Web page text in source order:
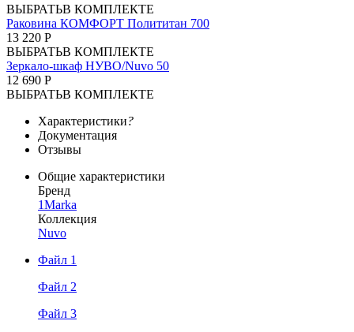
ВЫБРАТЬВ КОМПЛЕКТЕ
Раковина КОМФОРТ Полититан 700
13 220 Р
ВЫБРАТЬВ КОМПЛЕКТЕ
Зеркало-шкаф НУВО/Nuvo 50
12 690 Р
ВЫБРАТЬВ КОМПЛЕКТЕ
Характеристики?
Документация
Отзывы
Общие характеристики
Бренд
1Marka
Коллекция
Nuvo
Файл 1
Файл 2
Файл 3